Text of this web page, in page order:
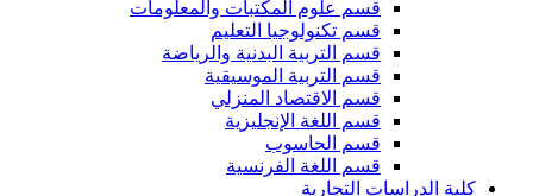
قسم علوم المكتبات والمعلومات
قسم تكنولوجيا التعليم
قسم التربية البدنية والرياضة
قسم التربية الموسيقية
قسم الاقتصاد المنزلي
قسم اللغة الإنجليزية
قسم الحاسوب
قسم اللغة الفرنسية
كلية الدراسات التجارية